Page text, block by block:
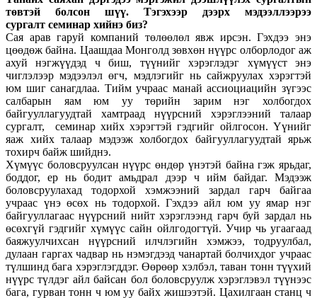
төвтэй болсон шүү. Тэгэхээр дээрх мэдээллээрээ
сургалт семинар хийнэ биз?
Сая арав гаруй компаний төлөөлөл явж ирсэн. Гэхдээ энэ
цөөдөж байна. Цаашдаа Монголд зөвхөн нүүрс олборлодог аж
ахуй нэгжүүдэд ч биш, түүнийг хэрэглэдэг хүмүүст энэ
чиглэлээр мэдээлэл өгч, мэдлэгийг нь сайжруулах хэрэгтэй
юм шиг санагдлаа. Тийм учраас манай ассиоциацийн зүгээс
салбарын яам юм уу төрийн зарим нэг холбогдох
байгууллагуудтай хамтраад нүүрсний хэрэглээний талаар
сургалт, семинар хийх хэрэгтэй гэдгийг ойлгосон. Үүнийг
яаж хийх талаар мэдээж холбогдох байгууллагуудтай ярьж
тохирч байж шийднэ.
Хүмүүс боловсруулсан нүүрс өндөр үнэтэй байна гэж ярьдаг,
боддог, ер нь бодит амьдрал дээр ч ийм байдаг. Мэдээж
боловсруулахад тодорхой хэмжээний зардал гарч байгаа
учраас үнэ өсөх нь тодорхой. Гэхдээ айл юм уу ямар нэг
байгууллагаас нүүрсний нийт хэрэглээнд гарч буй зардал нь
өсөхгүй гэдгийг хүмүүс сайн ойлгодогтүй. Учир чь угаагаад
баяжуулчихсан нүүрсний илчлэгийн хэмжээ, тодруулбал,
дулаан гаргах чадвар нь нэмэгдээд чанартай болчихдог учраас
түлшинд бага хэрэглэгддэг. Өөрөөр хэлбэл, таван тонн түүхий
нүүрс түлдэг айл байсан бол боловсруулж хэрэглэвэл түүнээс
бага, гурван тонн ч юм уу байх жишээтэй. Цахилгаан станц ч